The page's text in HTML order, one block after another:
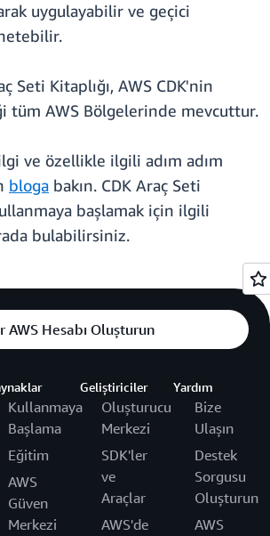
uygulayabilir ve geçici
Seti Kitaplığı, AWS CDK'nin
tüm AWS Bölgelerinde mevcuttur.
ve özellikle ilgili adım adım
bloga bakın. CDK Araç Seti
başlamak için ilgili
bulabilirsiniz.
AWS Hesabı Oluşturun
Kullanmaya
Başlama
Eğitim
AWS
Güven
Merkezi
Geliştiriciler
Oluşturucu
Merkezi
SDK'ler
ve
Araçlar
AWS'de
Yardım
Bize
Ulaşın
Destek
Sorgusu
Oluşturun
AWS